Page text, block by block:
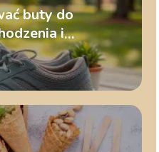
buty do
i
stania